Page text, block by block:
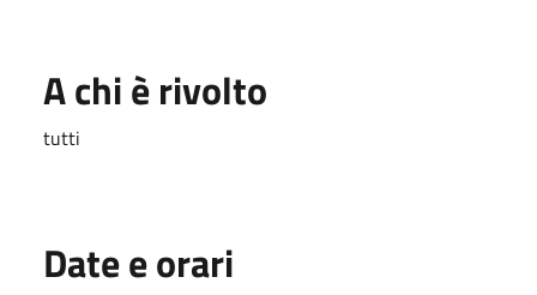
A chi è rivolto
tutti
Date e orari